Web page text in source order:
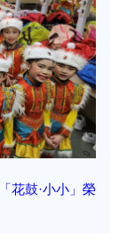
花鼓·小小」榮